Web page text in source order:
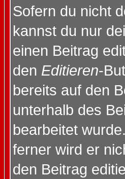
Sofern du nicht
kannst du nur
einen Beitrag
den Editieren-
bereits auf den
unterhalb des
bearbeitet
ferner wird er
den Beitrag